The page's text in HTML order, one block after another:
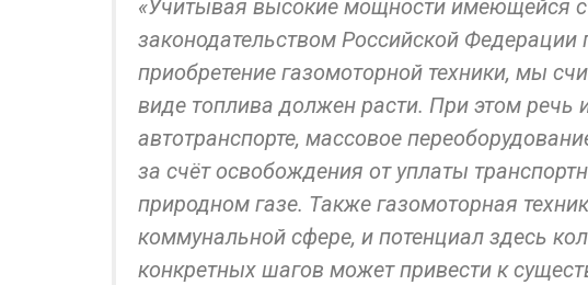
«Учитывая высокие мощности имеющейся
законодательством Российской Федерации
приобретение газомоторной техники, мы
виде топлива должен расти. При этом речь
автотранспорте, массовое
за счёт освобождения от уплаты
природном газе. Также газомоторная
коммунальной сфере, и потенциал здесь
конкретных шагов может привести к